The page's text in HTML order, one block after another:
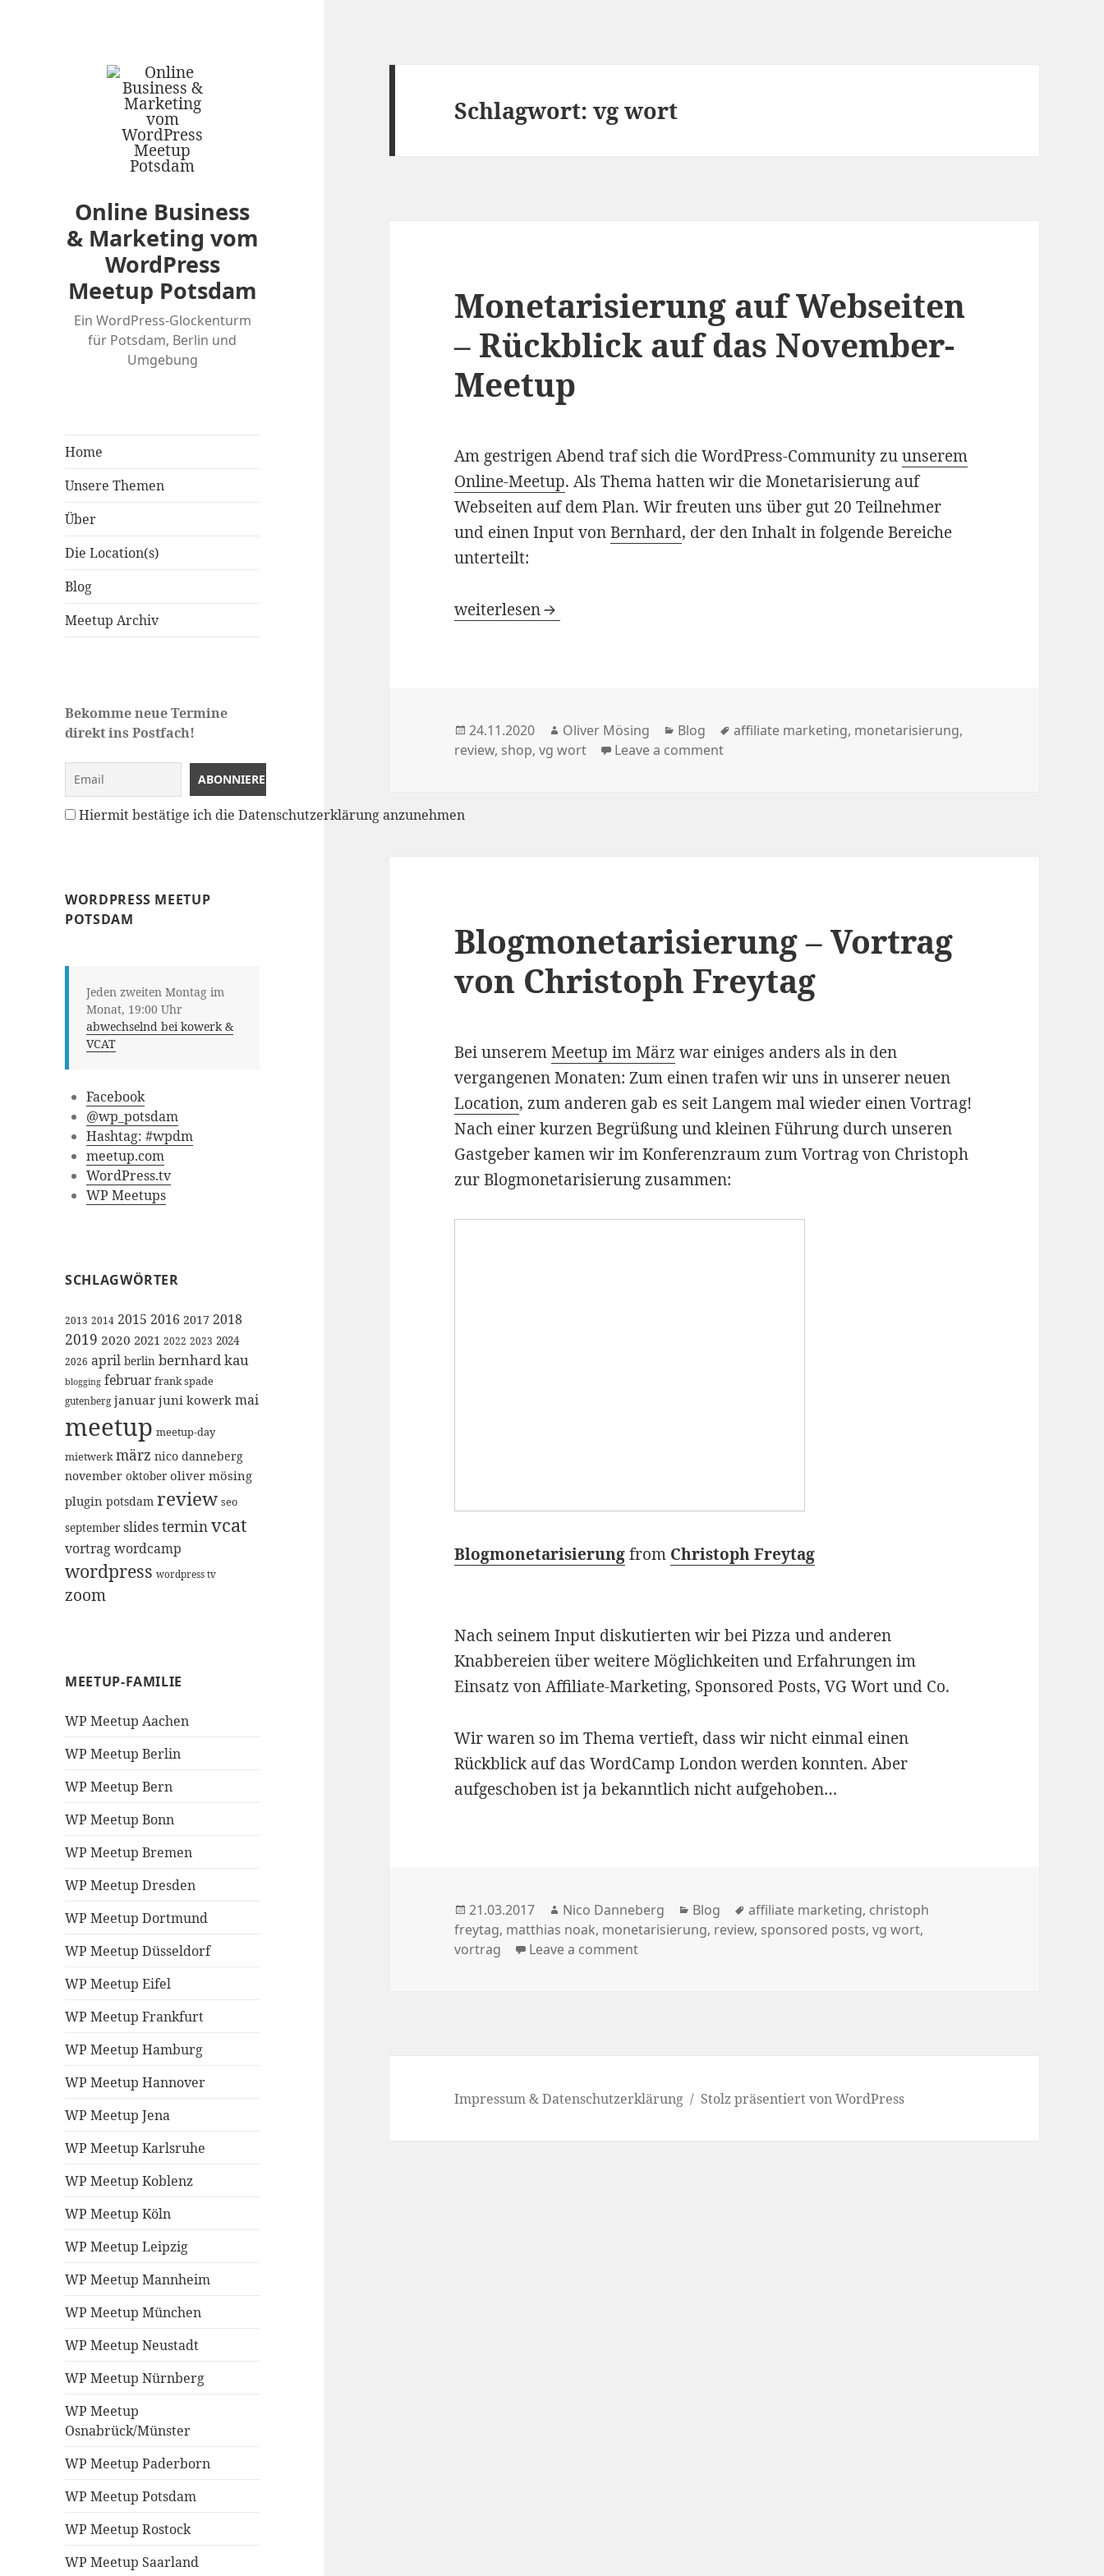
Online Business
& Marketing vom
WordPress
Meetup Potsdam
Ein WordPress-Glockenturm
für Potsdam, Berlin und
Umgebung
Home
Unsere Themen
Über
Die Location(s)
Blog
Meetup Archiv
Bekomme neue Termine
direkt ins Postfach!
Hiermit bestätige ich die Datenschutzerklärung anzunehmen
WORDPRESS MEETUP
POTSDAM
Jeden zweiten Montag im
Monat, 19:00 Uhr
abwechselnd bei kowerk &
VCAT
Facebook
@wp_potsdam
Hashtag: #wpdm
meetup.com
WordPress.tv
WP Meetups
SCHLAGWÖRTER
2013 2014 2015 2016 2017 2018
2019 2020 2021 2022 2023 2024
2026 april berlin bernhard kau
blogging februar frank spade
gutenberg januar juni kowerk mai
meetup meetup-day
mietwerk märz nico danneberg
november oktober oliver mösing
plugin potsdam review seo
september slidesterminvcat
vortragwordcamp
wordpress wordpress tv
zoom
MEETUP-FAMILIE
WP Meetup Aachen
WP Meetup Berlin
WP Meetup Bern
WP Meetup Bonn
WP Meetup Bremen
WP Meetup Dresden
WP Meetup Dortmund
WP Meetup Düsseldorf
WP Meetup Eifel
WP Meetup Frankfurt
WP Meetup Hamburg
WP Meetup Hannover
WP Meetup Jena
WP Meetup Karlsruhe
WP Meetup Koblenz
WP Meetup Köln
WP Meetup Leipzig
WP Meetup Mannheim
WP Meetup München
WP Meetup Neustadt
WP Meetup Nürnberg
WP Meetup
Osnabrück/Münster
WP Meetup Paderborn
WP Meetup Potsdam
WP Meetup Rostock
WP Meetup Saarland
Schlagwort:vg wort
Monetarisierung auf Webseiten
– Rückblick auf das November-
Meetup
Am gestrigen Abend traf sich die WordPress-Community zuunserem
Online-Meetup. Als Thema hatten wir die Monetarisierung auf
Webseiten auf dem Plan. Wir freuten uns über gut 20 Teilnehmer
und einen Input vonBernhard, der den Inhalt in folgende Bereiche
unterteilt:
Monetarisierung auf Webseiten – Rückblick auf das November-Meetup
weiterlesen
Veröffentlicht
am
24.11.2020 Autor
Oliver Mösing Kategorien
Blog Schlagwörter
affiliate marketing, monetarisierung,
review, shop,vg wort Leave a comment
Blogmonetarisierung – Vortrag
von Christoph Freytag
Bei unseremMeetup im März war einiges anders als in den
vergangenen Monaten: Zum einen trafen wir uns in unserer neuen
Location, zum anderen gab es seit Langem mal wieder einen Vortrag!
Nach einer kurzen Begrüßung und kleinen Führung durch unseren
Gastgeber kamen wir im Konferenzraum zum Vortrag von Christoph
zur Blogmonetarisierung zusammen:
Blogmonetarisierung from Christoph Freytag
Nach seinem Input diskutierten wir bei Pizza und anderen
Knabbereien über weitere Möglichkeiten und Erfahrungen im
Einsatz von Affiliate-Marketing, Sponsored Posts, VG Wort und Co.
Wir waren so im Thema vertieft, dass wir nicht einmal einen
Rückblick auf das WordCamp London werden konnten. Aber
aufgeschoben ist ja bekanntlich nicht aufgehoben…
Veröffentlicht
am
21.03.2017 Autor
Nico Danneberg Kategorien
Blog Schlagwörter
affiliate marketing, christoph
freytag, matthias noak, monetarisierung, review, sponsored posts,vg wort,
vortrag
Leave a comment
Impressum & Datenschutzerklärung Stolz präsentiert von WordPress